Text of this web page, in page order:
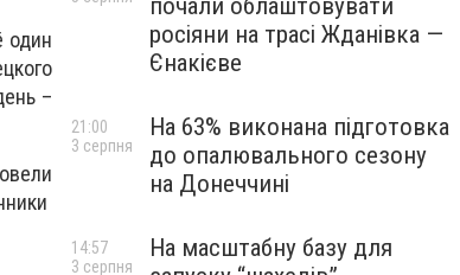
один
–
почали облаштовувати
росіяни на трасі Жданівка —
Єнакієве
На 63% виконана підготовка
до опалювального сезону
на Донеччині
21:00
3 серпня
На масштабну базу для
14:57
3 серпня